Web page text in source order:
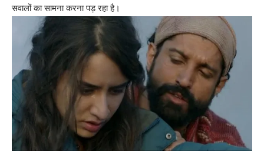
सवालों का सामना करना पड़ रहा है।